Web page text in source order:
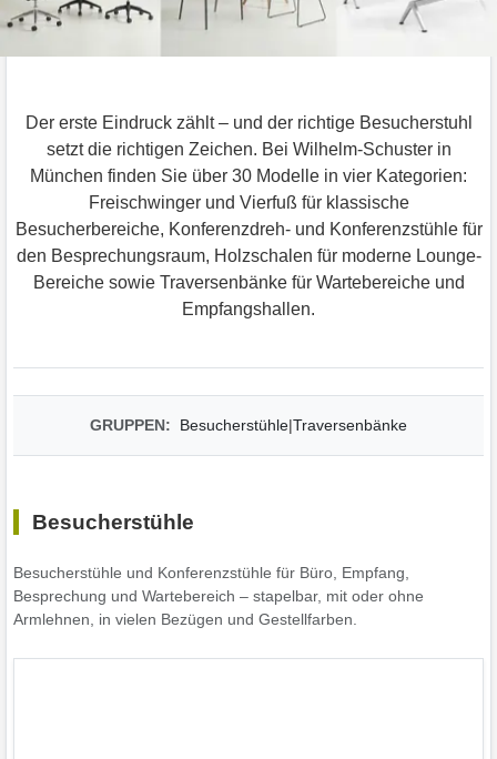
Der erste Eindruck zählt – und der richtige Besucherstuhl
setzt die richtigen Zeichen. Bei Wilhelm-Schuster in
München finden Sie über 30 Modelle in vier Kategorien:
Freischwinger und Vierfuß für klassische
Besucherbereiche, Konferenzdreh- und Konferenzstühle für
den Besprechungsraum, Holzschalen für moderne Lounge-
Bereiche sowie Traversenbänke für Wartebereiche und
Empfangshallen.
GRUPPEN: Besucherstühle|Traversenbänke
Besucherstühle
Besucherstühle und Konferenzstühle für Büro, Empfang,
Besprechung und Wartebereich – stapelbar, mit oder ohne
Armlehnen, in vielen Bezügen und Gestellfarben.